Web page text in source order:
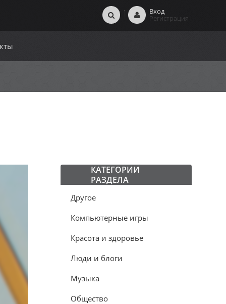
Вход
Регистрация
КАТЕГОРИИ
РАЗДЕЛА
Другое
Компьютерные игры
Красота и здоровье
Люди и блоги
Музыка
Общество